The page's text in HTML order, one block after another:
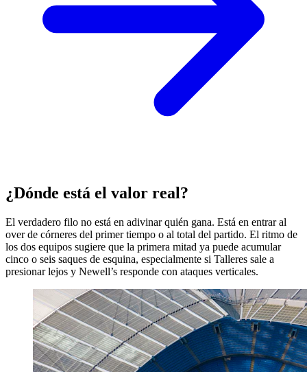
¿Dónde está el valor real?
El verdadero filo no está en adivinar quién gana. Está en entrar al
over de córneres del primer tiempo o al total del partido. El ritmo de
los dos equipos sugiere que la primera mitad ya puede acumular
cinco o seis saques de esquina, especialmente si Talleres sale a
presionar lejos y Newell’s responde con ataques verticales.